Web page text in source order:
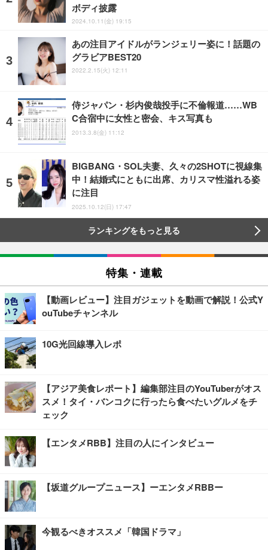
ボディ披露
2024.10.11(金) 19:15
あの注目アイドルがランジェリー姿に！話題の
グラビアBEST20
2022.2.15(火) 12:11
侍ジャパン・杉内俊哉投手に不倫報道……WB
C合宿中に女性と密会、キス写真も
2013.3.8(金) 11:12
BIGBANG・SOL夫妻、久々の2SHOTに視線集
中！結婚式にともに出席、カリスマ性溢れる姿
に注目
2025.10.12(日) 17:47
ランキングをもっと見る
特集・連載
【動画レビュー】注目ガジェットを動画で解説！公式Y
ouTubeチャンネル
10G光回線導入レポ
【アジア美食レポート】編集部注目のYouTuberがオス
スメ！タイ・バンコクに行ったら食べたいグルメをチ
ェック
【エンタメRBB】注目の人にインタビュー
【坂道グループニュース】ーエンタメRBBー
今観るべきオススメ「韓国ドラマ」